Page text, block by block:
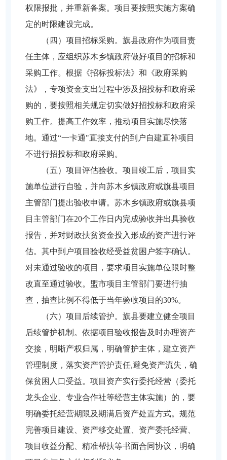
权限报批，并重新备案。项目要按照实施方案确
定的时限建设完成。
（四）项目招标采购。旗县政府作为项目责
任主体，应组织苏木乡镇政府做好项目的招标和
采购工作。根据《招标投标法》和《政府采购
法》，专项资金支出过程中涉及招投标和政府采
购的，要按照相关规定切实做好招投标和政府采
购工作。提高工作效率，推动项目实施尽快落
地。通过“一卡通"直接支付的到户自建直补项目
不进行招投标和政府采购。
（五）项目评估验收。项目竣工后，项目实
施单位进行自验，并向苏木乡镇政府或旗县项目
主管部门提出验收申请。苏木乡镇政府或旗县项
目主管部门在20个工作日内完成验收并出具验收
报告，并对财政扶贫资金投入形成的资产进行评
估。其中到户项目验收经受益贫困户签字确认。
对未通过验收的项目，要求项目实施单位限时整
改直至通过验收。盟市项目主管部门要进行抽
查，抽查比例不得低于当年验收项目的30%。
（六）项目后续管护。旗县要建立健全项目
后续管护机制。依据项目验收报告及时办理资产
交接，明晰产权归属，明确管护主体，建立资产
管理制度，落实资产管护责任,避免资产流失，确
保贫困人口受益。项目资产实行委托经营（委托
龙头企业、专业合作社等经营主体实施）的，要
明确委托经营期限及期满后资产处置方式。规范
完善项目建设、资产移交处置、资产委托经营、
项目收益分配、精准帮扶等书面合同协议，明确